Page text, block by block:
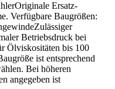
Ersatz-
Verfügbare Baugrößen:
Betriebsdruck bei
Ölviskositäten bis 100
ist entsprechend
Bei höheren
angegeben ist